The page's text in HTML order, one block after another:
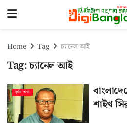
Home Tag চ্যানেল আই
Tag:চ্যানেল আই
কৃষি তথ্য
শাইখ